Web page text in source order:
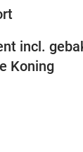
incl.
Koning